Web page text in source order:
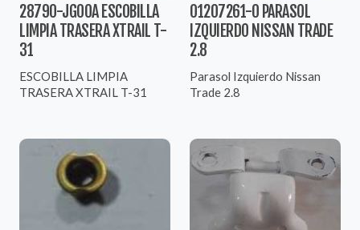
28790-JG00A ESCOBILLA
LIMPIA TRASERA XTRAIL T-
31
ESCOBILLA LIMPIA
TRASERA XTRAIL T-31
01207261-0 PARASOL
IZQUIERDO NISSAN TRADE
2.8
Parasol Izquierdo Nissan
Trade 2.8